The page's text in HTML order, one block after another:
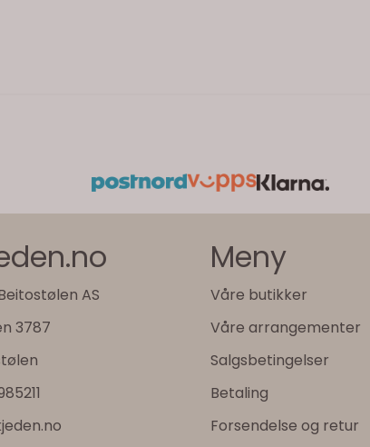
AS
3787
Meny
Våre butikker
Våre arrangementer
Salgsbetingelser
Betaling
Forsendelse og retur